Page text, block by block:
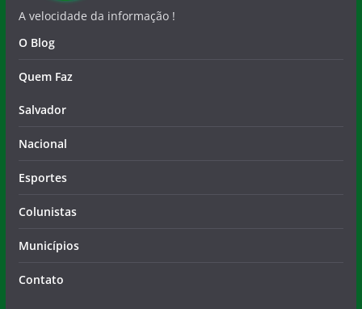
A velocidade da informação !
O Blog
Quem Faz
Salvador
Nacional
Esportes
Colunistas
Municípios
Contato